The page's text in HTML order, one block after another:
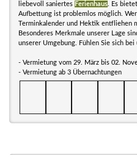
liebevoll saniertes Ferienhaus . Es
Aufbettung ist problemlos möglich.
Terminkalender und Hektik entfliehen
Besonderes Merkmale unserer Lage
unserer Umgebung. Fühlen Sie sich bei
- Vermietung vom 29. März bis 02.
- Vermietung ab 3 Übernachtungen